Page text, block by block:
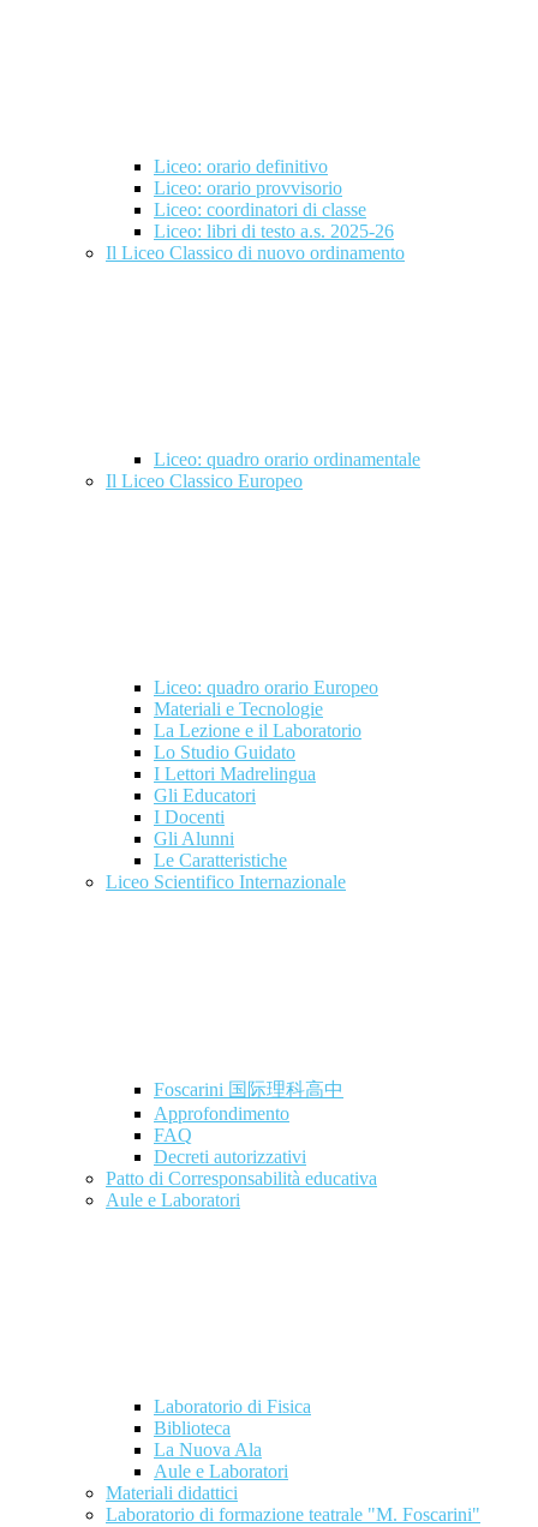
Liceo: orario definitivo
Liceo: orario provvisorio
Liceo: coordinatori di classe
Liceo: libri di testo a.s. 2025-26
Il Liceo Classico di nuovo ordinamento
Liceo: quadro orario ordinamentale
Il Liceo Classico Europeo
Liceo: quadro orario Europeo
Materiali e Tecnologie
La Lezione e il Laboratorio
Lo Studio Guidato
I Lettori Madrelingua
Gli Educatori
I Docenti
Gli Alunni
Le Caratteristiche
Liceo Scientifico Internazionale
Foscarini 国际理科高中
Approfondimento
FAQ
Decreti autorizzativi
Patto di Corresponsabilità educativa
Aule e Laboratori
Laboratorio di Fisica
Biblioteca
La Nuova Ala
Aule e Laboratori
Materiali didattici
Laboratorio di formazione teatrale "M. Foscarini"